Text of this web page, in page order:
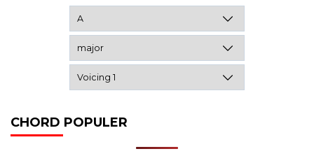
CHORD POPULER